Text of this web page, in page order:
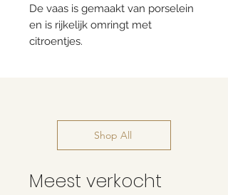
De vaas is gemaakt van porselein
en is rijkelijk omringt met
citroentjes.
Shop All
Meest verkocht